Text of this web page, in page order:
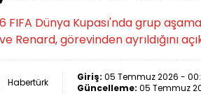
FIFA Dünya Kupası'nda grup
Renard, görevinden ayrıldığını
Habertürk Giriş: 05 Temmuz 2026 -
Güncelleme: 05 Temmuz